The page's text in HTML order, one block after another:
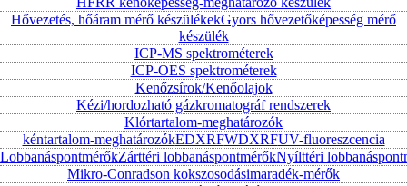
Hővezetés, hőáram mérő készülékekGyors hővezetőképesség mérő
készülék
ICP-MS spektrométerek
ICP-OES spektrométerek
Kenőzsírok/Kenőolajok
Kézi/hordozható gázkromatográf rendszerek
Klórtartalom-meghatározók
kéntartalom-meghatározókEDXRFWDXRFUV-fluoreszcencia
LobbanáspontmérőkZárttéri lobbanáspontmérőkNyílttéri
Mikro-Conradson kokszosodásimaradék-mérők